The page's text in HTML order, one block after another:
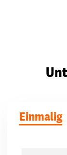
Einmalig